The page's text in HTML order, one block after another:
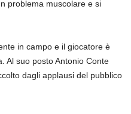
problema muscolare e si
in campo e il giocatore è
Al suo posto Antonio Conte
dagli applausi del pubblico